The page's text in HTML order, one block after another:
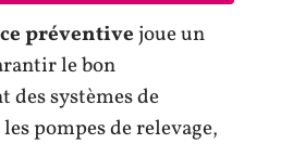
préventivejoue un
le bon
systèmes de
pompes de relevage,